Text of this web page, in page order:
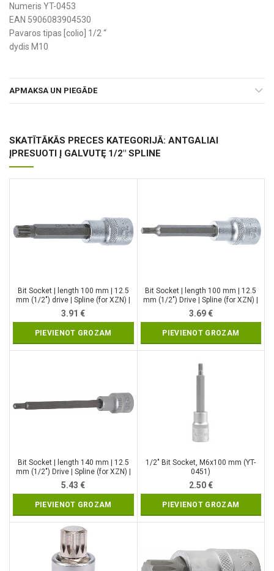
Numeris YT-0453
EAN 5906083904530
Pavaros tipas [colio] 1/2 “
dydis M10
APMAKSA UN PIEGĀDE
SKATĪTĀKĀS PRECES KATEGORIJĀ: ANTGALIAI
ĮPRESUOTI Į GALVUTĘ 1/2" SPLINE
Bit Socket | length 100 mm | 12.5
mm (1/2″) drive | Spline (for XZN) |
M10 (4362)
3.91€
PIEVIENOT GROZAM
Bit Socket | length 100 mm | 12.5
mm (1/2″) Drive | Spline (for XZN) |
M5 (4359)
3.69€
PIEVIENOT GROZAM
Bit Socket | length 140 mm | 12.5
mm (1/2″) Drive | Spline (for XZN) |
M6 (4331)
5.43€
PIEVIENOT GROZAM
1/2″ Bit Socket, M6x100 mm (YT-
0451)
2.50€
PIEVIENOT GROZAM